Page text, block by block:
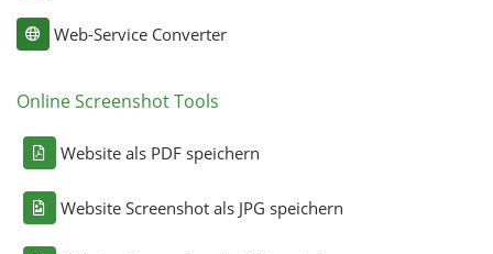
Web-Service Converter
Online Screenshot Tools
Website als PDF speichern
Website Screenshot als JPG speichern